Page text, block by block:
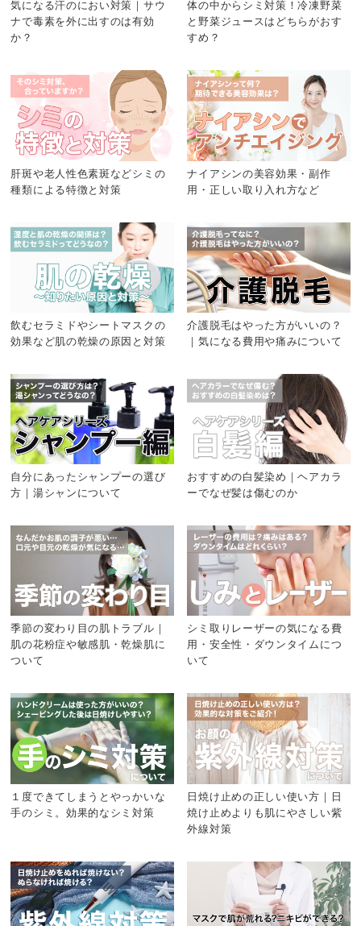
気になる汗のにおい対策｜サウ
ナで毒素を外に出すのは有効
か？
体の中からシミ対策！冷凍野菜
と野菜ジュースはどちらがおす
すめ？
肝斑や老人性色素斑などシミの
種類による特徴と対策
ナイアシンの美容効果・副作
用・正しい取り入れ方など
飲むセラミドやシートマスクの
効果など肌の乾燥の原因と対策
介護脱毛はやった方がいいの？
｜気になる費用や痛みについて
自分にあったシャンプーの選び
方｜湯シャンについて
おすすめの白髪染め｜ヘアカラ
ーでなぜ髪は傷むのか
季節の変わり目の肌トラブル｜
肌の花粉症や敏感肌・乾燥肌に
ついて
シミ取りレーザーの気になる費
用・安全性・ダウンタイムにつ
いて
１度できてしまうとやっかいな
手のシミ。効果的なシミ対策
日焼け止めの正しい使い方｜日
焼け止めよりも肌にやさしい紫
外線対策